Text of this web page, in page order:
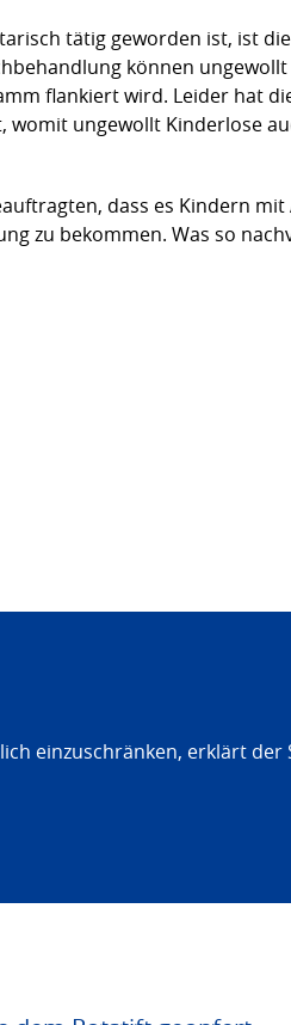
tätig geworden ist, ist
können
flankiert wird. Leider hat
womit ungewollt Kinderlose
dass es Kindern
zu bekommen. Was so
einzuschränken, erklärt der